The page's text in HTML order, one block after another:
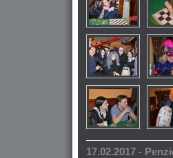
17.02.2017 -